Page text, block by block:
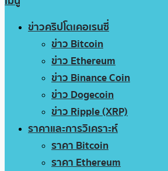
ข่าวคริปโตเคอเรนซี่
ข่าว Bitcoin
ข่าว Ethereum
ข่าว Binance Coin
ข่าว Dogecoin
ข่าว Ripple (XRP)
ราคาและการวิเคราะห์
ราคา Bitcoin
ราคา Ethereum